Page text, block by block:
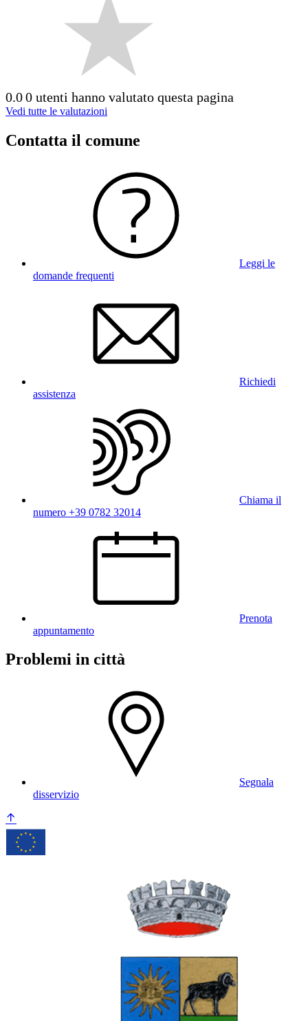
0.00 utenti hanno valutato questa pagina
Vedi tutte le valutazioni
Contatta il comune
Leggi le
domande frequenti
Richiedi
assistenza
Chiama il
numero +39 0782 32014
Prenota
appuntamento
Problemi in città
Segnala
disservizio